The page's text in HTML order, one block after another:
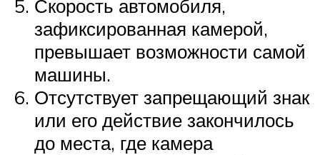
Скорость автомобиля,
зафиксированная камерой,
превышает возможности самой
машины.
Отсутствует запрещающий знак
или его действие закончилось
до места, где камера